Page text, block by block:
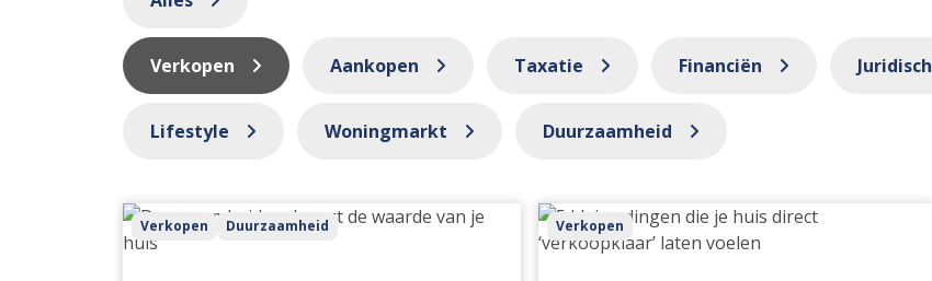
Verkopen Aankopen Taxatie Financiën Juridisch
Lifestyle Woningmarkt Duurzaamheid
Duurzaamheid
verhoogt
Verkopen Duurzaamheid
5
kleine
Verkopen